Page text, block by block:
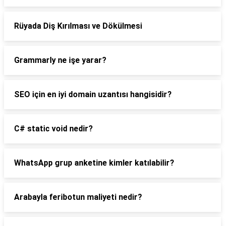
Rüyada Diş Kırılması ve Dökülmesi
Grammarly ne işe yarar?
SEO için en iyi domain uzantısı hangisidir?
C# static void nedir?
WhatsApp grup anketine kimler katılabilir?
Arabayla feribotun maliyeti nedir?